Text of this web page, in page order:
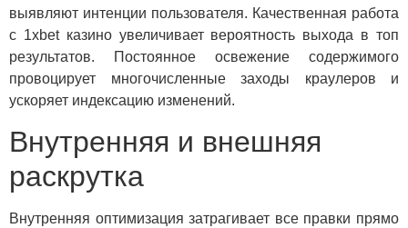
выявляют интенции пользователя. Качественная работа
с 1xbet казино увеличивает вероятность выхода в топ
результатов. Постоянное освежение содержимого
провоцирует многочисленные заходы краулеров и
ускоряет индексацию изменений.
Внутренняя и внешняя
раскрутка
Внутренняя оптимизация затрагивает все правки прямо